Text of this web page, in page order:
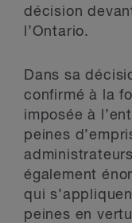
décision
l’Ontario.
Dans sa
confirmé à la
imposée à
peines
également
qui
peines en